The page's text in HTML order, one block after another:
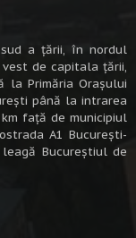
a ţării, în nordul
de capitala țării,
la Primăria Orașului
până la intrarea
faţă de municipiul
A1 Bucureşti-
Bucureştiul de